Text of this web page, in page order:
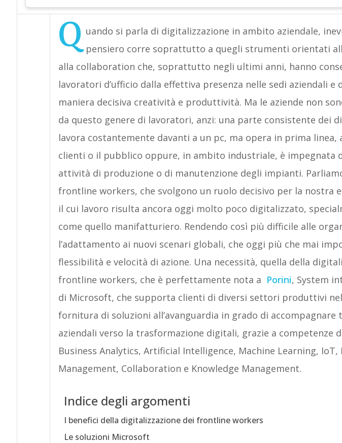
Q uando si parla di digitalizzazione in ambito aziendale,
pensiero corre soprattutto a quegli strumenti orientati
alla collaboration che, soprattutto negli ultimi anni, hanno
lavoratori d’ufficio dalla effettiva presenza nelle sedi aziendali e
maniera decisiva creatività e produttività. Ma le aziende non
da questo genere di lavoratori, anzi: una parte consistente dei
lavora costantemente davanti a un pc, ma opera in prima linea,
clienti o il pubblico oppure, in ambito industriale, è impegnata
attività di produzione o di manutenzione degli impianti.
frontline workers, che svolgono un ruolo decisivo per la nostra
il cui lavoro risulta ancora oggi molto poco digitalizzato,
come quello manifatturiero. Rendendo così più difficile alle
l’adattamento ai nuovi scenari globali, che oggi più che mai
flessibilità e velocità di azione. Una necessità, quella della
frontline workers, che è perfettamente nota a Porini, System
di Microsoft, che supporta clienti di diversi settori produttivi
fornitura di soluzioni all’avanguardia in grado di
aziendali verso la trasformazione digitali, grazie a competenze
Business Analytics, Artificial Intelligence, Machine Learning, IoT,
Management, Collaboration e Knowledge Management.
Indice degli argomenti
I benefici della digitalizzazione dei frontline workers
Le soluzioni Microsoft